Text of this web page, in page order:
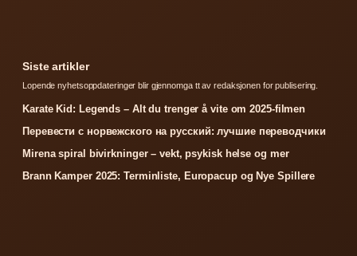
Siste artikler
Lopende nyhetsoppdateringer blir gjennomga tt av redaksjonen for publisering.
Karate Kid: Legends – Alt du trenger å vite om 2025-filmen
Перевести с норвежского на русский: лучшие переводчики
Mirena spiral bivirkninger – vekt, psykisk helse og mer
Brann Kamper 2025: Terminliste, Europacup og Nye Spillere